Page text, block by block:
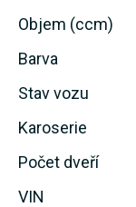
Objem (ccm)
Barva
Stav vozu
Karoserie
Počet dveří
VIN